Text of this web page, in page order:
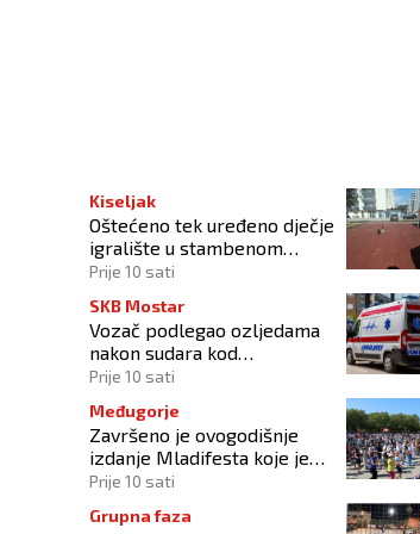
ljetovanje
Kiseljak
Oštećeno tek uređeno dječje
igralište u stambenom
naselju
Prije 10 sati
SKB Mostar
Vozač podlegao ozljedama
nakon sudara kod
Tomislavgrada
Prije 10 sati
Međugorje
Završeno je ovogodišnje
izdanje Mladifesta koje je
okupilo mlade iz 73 zemlje
Prije 10 sati
Grupna faza